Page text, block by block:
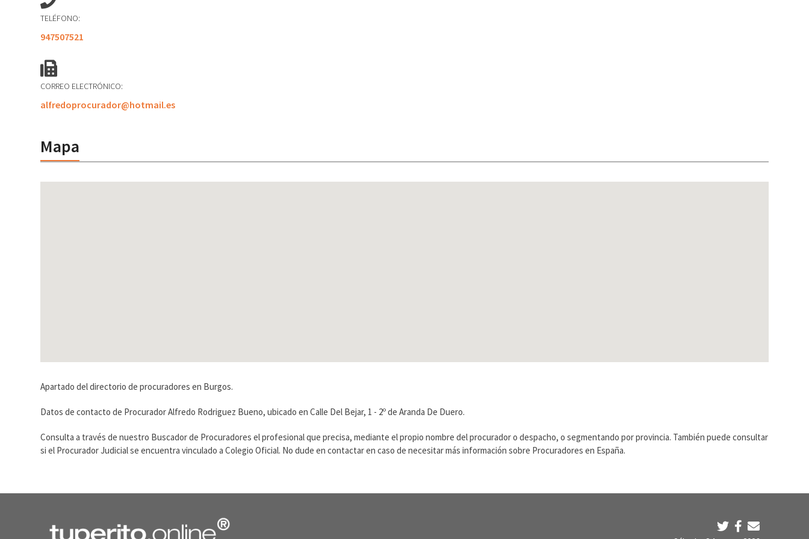
TELÉFONO:
947507521
CORREO ELECTRÓNICO:
alfredoprocurador@hotmail.es
Mapa
Apartado del directorio de procuradores en Burgos.
Datos de contacto de Procurador Alfredo Rodriguez Bueno, ubicado en Calle Del Bejar, 1 - 2º de Aranda De Duero.
Consulta a través de nuestro Buscador de Procuradores el profesional que precisa, mediante el propio nombre del procurador o despacho, o segmentando por provincia. También puede consultar
si el Procurador Judicial se encuentra vinculado a Colegio Oficial. No dude en contactar en caso de necesitar más información sobre Procuradores en España.